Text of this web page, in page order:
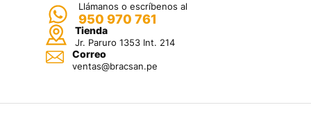
Llámanos o escríbenos al
950 970 761
Tienda
Jr. Paruro 1353 Int. 214
Correo
ventas@bracsan.pe